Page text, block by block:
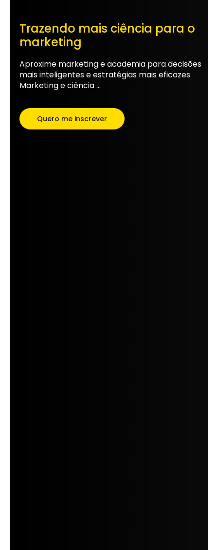
Trazendo mais ciência para o
marketing
Aproxime marketing e academia para decisões
mais inteligentes e estratégias mais eficazes
Marketing e ciência ...
Quero me inscrever